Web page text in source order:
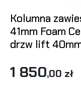
Kolumna
41mm Foam
drzw lift
1 850,00 zł